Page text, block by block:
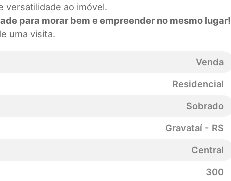
versatilidade ao imóvel.
para morar bem e empreender no mesmo lugar!
uma visita.
Venda
Residencial
Sobrado
Gravataí - RS
Central
300